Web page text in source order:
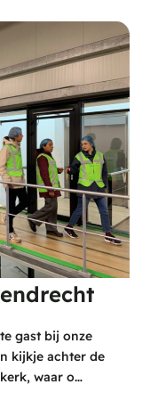
gast bij onze
kijkje achter de
waar o…